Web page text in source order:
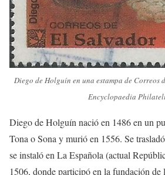
Diego de Holguín en una estampa de Correos
Encyclopaedia
Diego de Holguín nació en 1486 en un
Tona o Sona y murió en 1556. Se
se instaló en La Española (actual
1506, donde participó en la fundación de